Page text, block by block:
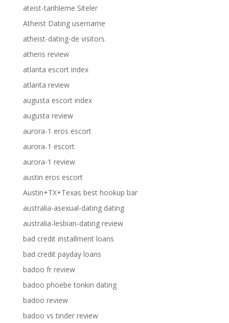
ateist-tarihleme Siteler
Atheist Dating username
atheist-dating-de visitors
athens review
atlanta escort index
atlanta review
augusta escort index
augusta review
aurora-1 eros escort
aurora-1 escort
aurora-1 review
austin eros escort
Austin+TX+Texas best hookup bar
australia-asexual-dating dating
australia-lesbian-dating review
bad credit installment loans
bad credit payday loans
badoo fr review
badoo phoebe tonkin dating
badoo review
badoo vs tinder review